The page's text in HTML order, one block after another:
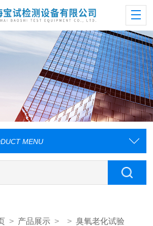
MENU
> 产品展示 > >臭氧老化试验